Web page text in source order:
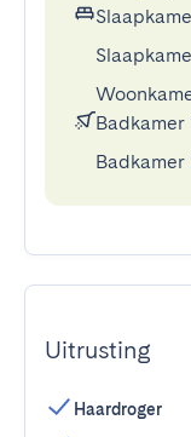
Badkamer
Badkamer
Uitrusting
Haardroger